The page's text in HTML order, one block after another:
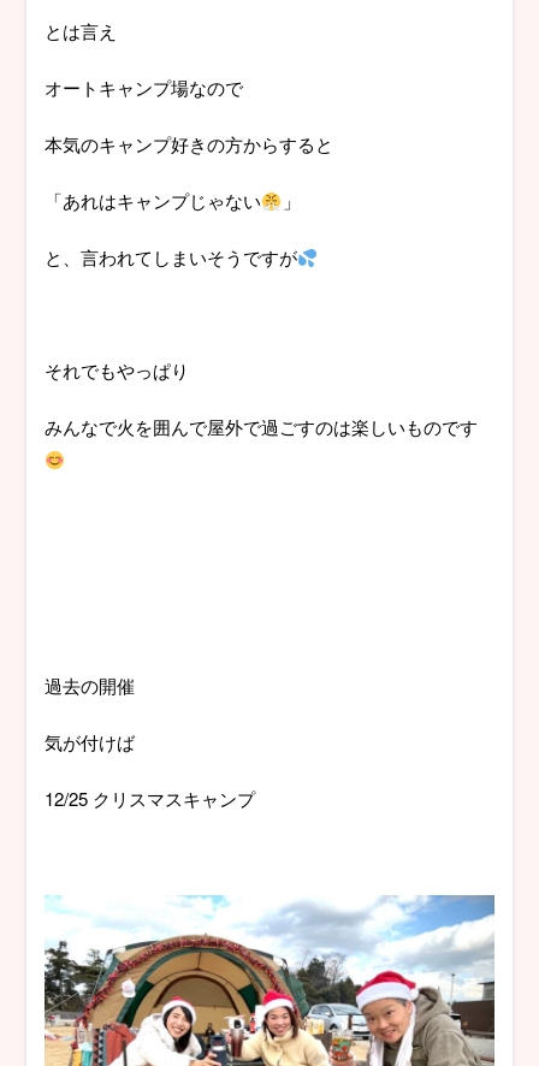
とは言え
オートキャンプ場なので
本気のキャンプ好きの方からすると
「あれはキャンプじゃない 」
と、言われてしまいそうですが
それでもやっぱり
みんなで火を囲んで屋外で過ごすのは楽しいものです
過去の開催
気が付けば
12/25 クリスマスキャンプ